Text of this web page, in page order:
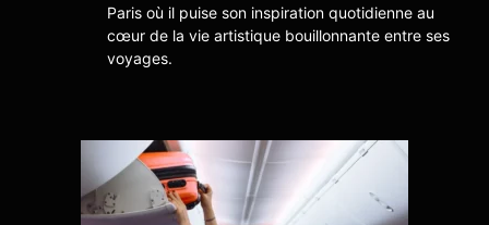
Paris où il puise son inspiration quotidienne au
cœur de la vie artistique bouillonnante entre ses
voyages.